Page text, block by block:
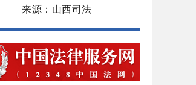
来源：山西司法